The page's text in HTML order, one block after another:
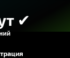
✔